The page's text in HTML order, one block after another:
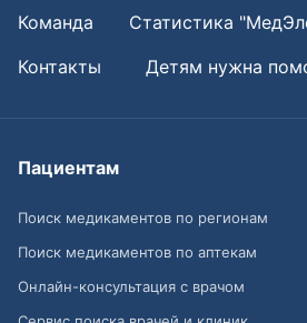
Команда
Статистика
Контакты
Детям нужна
Пациентам
Поиск медикаментов по регионам
Поиск медикаментов по аптекам
Онлайн-консультация с врачом